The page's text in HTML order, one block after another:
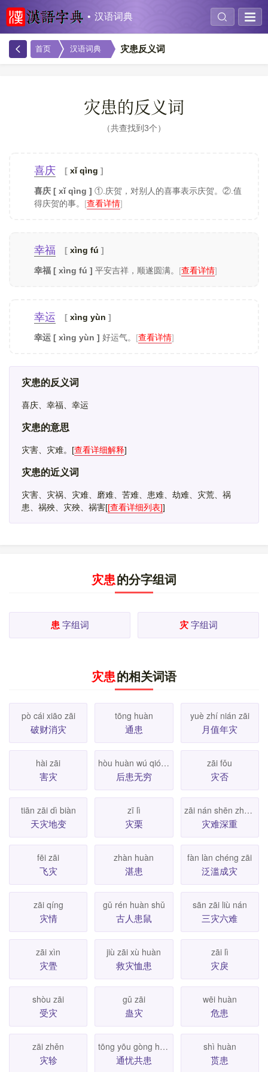
汉语词典
首页 汉语词典 灾患反义词
灾患的反义词
共查找到3个
喜庆 xǐ qìng
喜庆 [ xǐ qìng ] ①.庆贺，对别人的喜事表示庆贺。②.值
得庆贺的事。 [查看详情]
幸福 xìng fú
幸福 [ xìng fú ] 平安吉祥，顺遂圆满。 [查看详情]
幸运 xìng yùn
幸运 [ xìng yùn ] 好运气。 [查看详情]
灾患的反义词
喜庆、幸福、幸运
灾患的意思
灾害、灾难。 [查看详细解释]
灾患的近义词
灾害、灾祸、灾难、磨难、苦难、患难、劫难、灾荒、祸
患、祸殃、灾殃、祸害[[查看详细列表]]
灾患的分字组词
患 字组词 灾 字组词
灾患的相关词语
pò cái xiāo zāi
破财消灾
tōng huàn
通患
yuè zhí nián zāi
月值年灾
hài zāi
害灾
hòu huàn wú qióng
后患无穷
zāi fǒu
灾否
tiān zāi dì biàn
天灾地变
zī lì
灾栗
zāi nán shēn zhòng
灾难深重
fēi zāi
飞灾
zhàn huàn
湛患
fàn làn chéng zāi
泛滥成灾
zāi qíng
灾情
gǔ rén huàn shǔ
古人患鼠
sān zāi liù nán
三灾六难
zāi xìn
灾舋
jiù zāi xù huàn
救灾恤患
zāi lì
灾戾
shòu zāi
受灾
gǔ zāi
蛊灾
wēi huàn
危患
zāi zhěn
灾轸
tōng yōu gòng huàn
通忧共患
shì huàn
贳患